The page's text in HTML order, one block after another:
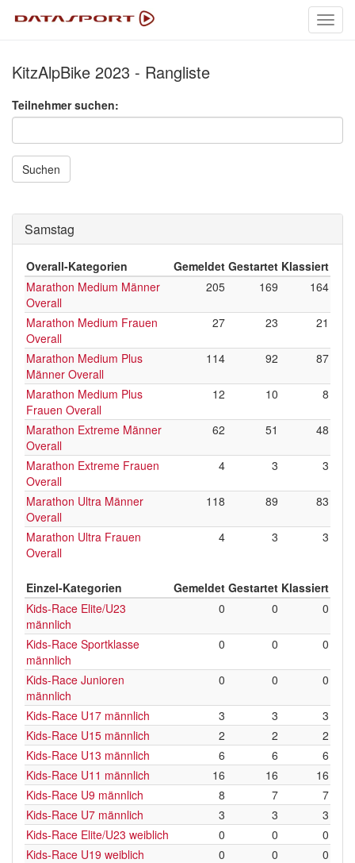
KitzAlpBike 2023 - Rangliste
Teilnehmer suchen:
Suchen
Samstag
Overall-Kategorien Gemeldet Gestartet Klassiert
Marathon Medium Männer
Overall
205 169 164
Marathon Medium Frauen
Overall
27 23 21
Marathon Medium Plus
Männer Overall
114 92 87
Marathon Medium Plus
Frauen Overall
12 10 8
Marathon Extreme Männer
Overall
62 51 48
Marathon Extreme Frauen
Overall
4 3 3
Marathon Ultra Männer
Overall
118 89 83
Marathon Ultra Frauen
Overall
4 3 3
Einzel-Kategorien Gemeldet Gestartet Klassiert
Kids-Race Elite/U23
männlich
0 0 0
Kids-Race Sportklasse
männlich
0 0 0
Kids-Race Junioren
männlich
0 0 0
Kids-Race U17 männlich 3 3
3
Kids-Race U15 männlich
2 2
2
Kids-Race U13 männlich
6 6
6
Kids-Race U11 männlich
16 16
16
Kids-Race U9 männlich
8 7
7
Kids-Race U7 männlich
3 3
3
Kids-Race Elite/U23 weiblich
0 0
0
Kids-Race U19 weiblich
0 0
0